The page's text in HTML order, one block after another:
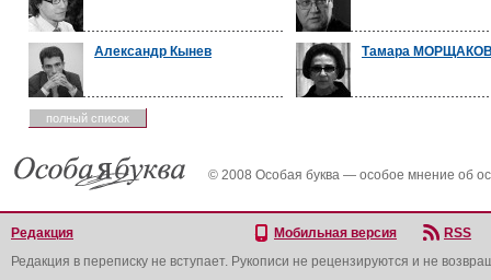
Александр Кынев Тамара
полный список
© 2008 Особая буква — особое мнение об
Редакция Мобильная версия
RSS
Редакция в переписку не вступает. Рукописи не рецензируются и не